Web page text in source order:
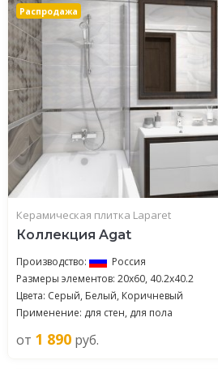
Распродажа
Керамическая плитка Laparet
Коллекция Agat
Производство:
Россия
Размеры элементов: 20x60, 40.2x40.2
Цвета: Серый, Белый, Коричневый
Применение: для стен, для пола
от 1 890 руб.